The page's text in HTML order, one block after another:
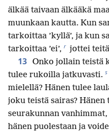
älkää taivaan älkääkä
muunkaan kautta. Kun
tarkoittaa ’kyllä’, ja kun
tarkoittaa ’ei’, r jottei
13 Onko jollain teistä
tulee rukoilla jatkuvasti. s
mielellä? Hänen tulee
joku teistä sairas?
seurakunnan vanhimmat,
hänen puolestaan ja